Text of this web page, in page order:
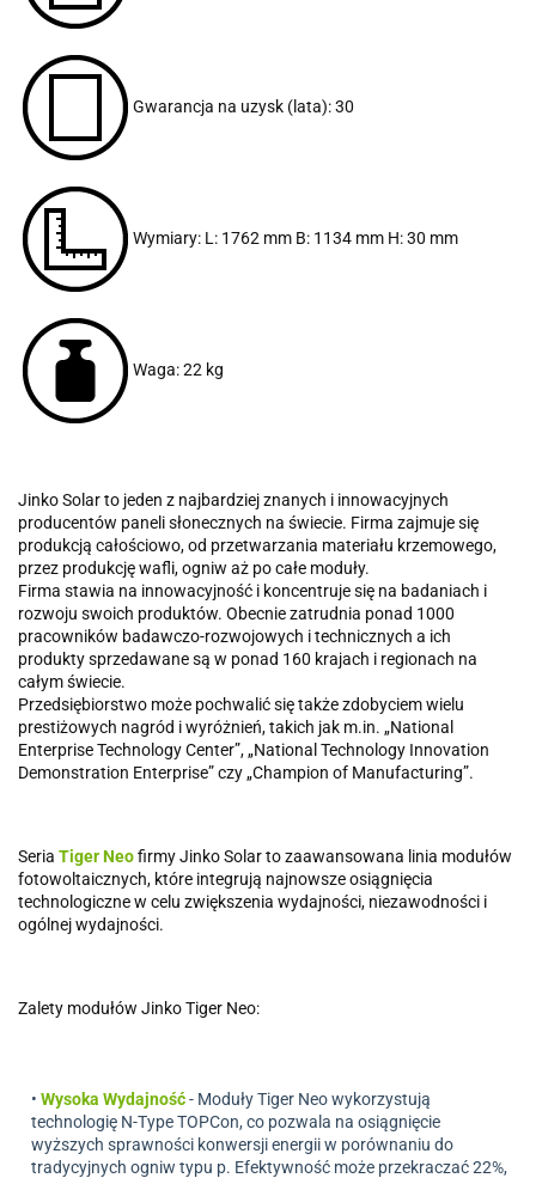
Gwarancja na uzysk (lata): 30
Wymiary: L: 1762 mm B: 1134 mm H: 30 mm
Waga: 22 kg
Jinko Solar to jeden z najbardziej znanych i innowacyjnych
producentów paneli słonecznych na świecie. Firma zajmuje się
produkcją całościowo, od przetwarzania materiału krzemowego,
przez produkcję wafli, ogniw aż po całe moduły.
Firma stawia na innowacyjność i koncentruje się na badaniach i
rozwoju swoich produktów. Obecnie zatrudnia ponad 1000
pracowników badawczo-rozwojowych i technicznych a ich
produkty sprzedawane są w ponad 160 krajach i regionach na
całym świecie.
Przedsiębiorstwo może pochwalić się także zdobyciem wielu
prestiżowych nagród i wyróżnień, takich jak m.in. „National
Enterprise Technology Center”, „National Technology Innovation
Demonstration Enterprise” czy „Champion of Manufacturing”.
Seria Tiger Neofirmy Jinko Solar to zaawansowana linia modułów
fotowoltaicznych, które integrują najnowsze osiągnięcia
technologiczne w celu zwiększenia wydajności, niezawodności i
ogólnej wydajności.
Zalety modułów Jinko Tiger Neo:
• Wysoka Wydajność- Moduły Tiger Neo wykorzystują
technologię N-Type TOPCon, co pozwala na osiągnięcie
wyższych sprawności konwersji energii w porównaniu do
tradycyjnych ogniw typu p. Efektywność może przekraczać 22%,